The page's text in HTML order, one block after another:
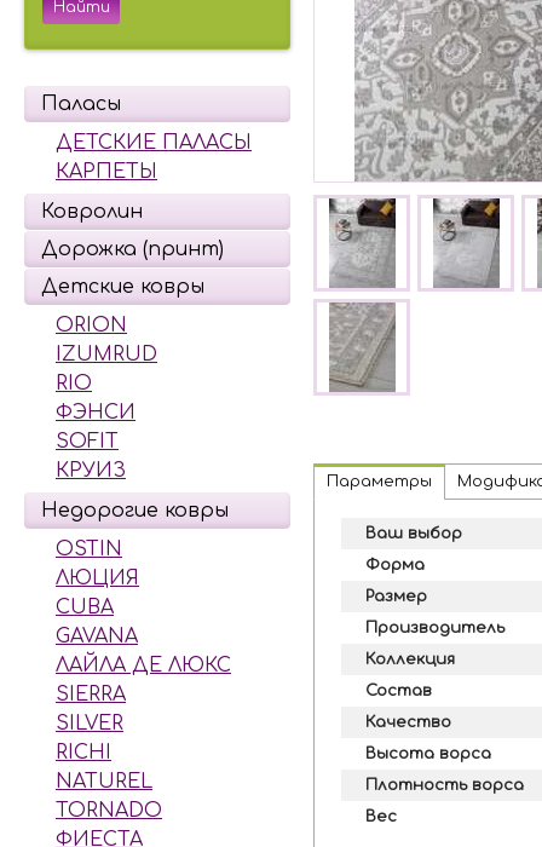
Паласы
ДЕТСКИЕ ПАЛАСЫ
КАРПЕТЫ
Ковролин
Дорожка (принт)
Детские ковры
ORION
IZUMRUD
RIO
ФЭНСИ
SOFIT
КРУИЗ
Недорогие ковры
OSTIN
ЛЮЦИЯ
CUBA
GAVANA
ЛАЙЛА ДЕ ЛЮКС
SIERRA
SILVER
RICHI
NATUREL
TORNADO
ФИЕСТА
Параметры
Ваш выбор
Форма
Размер
Производитель
Коллекция
Состав
Качество
Высота ворса
Плотность ворса
Вес